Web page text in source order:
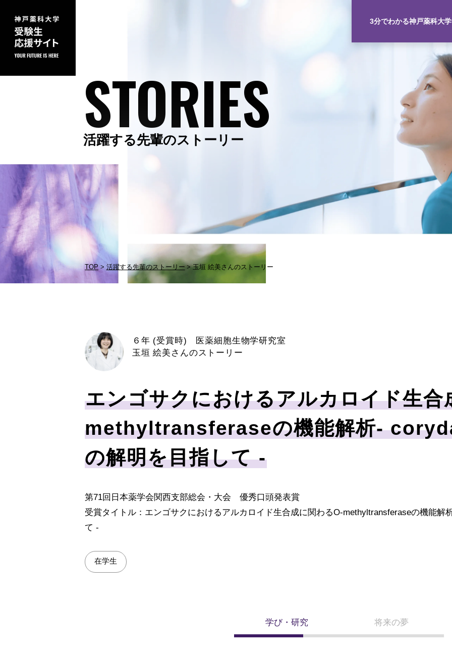
3分でわかる神戸薬科大学
STORIES
活躍する先輩のストーリー
TOP 活躍する先輩のストーリー 玉垣 絵美さんのストーリー
６年 (受賞時) 医薬細胞生物学研究室
玉垣 絵美さんのストーリー
エンゴサクにおけるアルカロイド生合
methyltransferaseの機能解析-
の解明を目指して -
第71回日本薬学会関西支部総会・大会 優秀口頭発表賞
受賞タイトル：エンゴサクにおけるアルカロイド生合成に関わるO-methyltransferaseの機能解
て -
在学生
学び・研究 将来の夢